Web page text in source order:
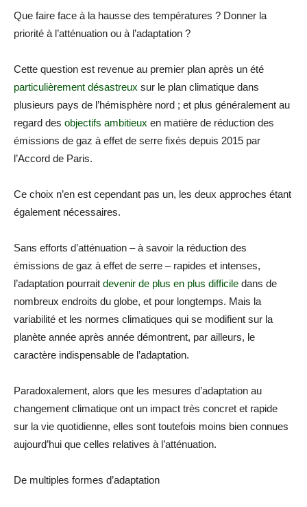
Que faire face à la hausse des températures ? Donner la
priorité à l’atténuation ou à l’adaptation ?
Cette question est revenue au premier plan après un été
particulièrement désastreux sur le plan climatique dans
plusieurs pays de l’hémisphère nord ; et plus généralement au
regard des objectifs ambitieux en matière de réduction des
émissions de gaz à effet de serre fixés depuis 2015 par
l’Accord de Paris.
Ce choix n’en est cependant pas un, les deux approches étant
également nécessaires.
Sans efforts d’atténuation – à savoir la réduction des
émissions de gaz à effet de serre – rapides et intenses,
l’adaptation pourrait devenir de plus en plus difficile dans de
nombreux endroits du globe, et pour longtemps. Mais la
variabilité et les normes climatiques qui se modifient sur la
planète année après année démontrent, par ailleurs, le
caractère indispensable de l’adaptation.
Paradoxalement, alors que les mesures d’adaptation au
changement climatique ont un impact très concret et rapide
sur la vie quotidienne, elles sont toutefois moins bien connues
aujourd’hui que celles relatives à l’atténuation.
De multiples formes d’adaptation